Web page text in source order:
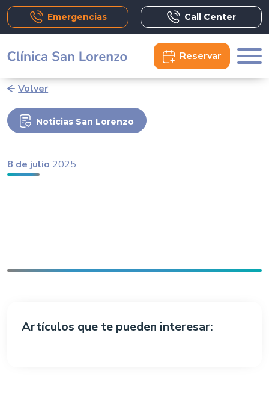
Emergencias Call Center
Reservar
Volver
Noticias San Lorenzo
8 de julio 2025
Artículos que te pueden interesar: